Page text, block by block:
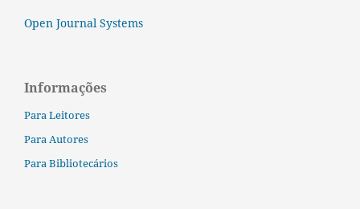
Open Journal Systems
Informações
Para Leitores
Para Autores
Para Bibliotecários